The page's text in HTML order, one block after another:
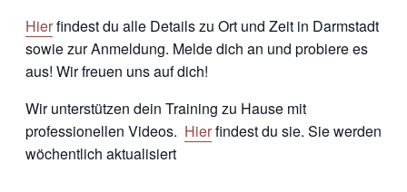
Hierfindest du alle Details zu Ort und Zeit in Darmstadt
sowie zur Anmeldung. Melde dich an und probiere es
aus! Wir freuen uns auf dich!
Wir unterstützen dein Training zu Hause mit
professionellen Videos. Hierfindest du sie. Sie werden
wöchentlich aktualisiert